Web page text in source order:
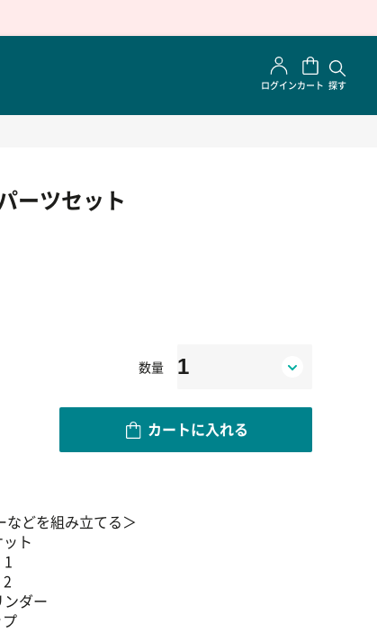
ログインカート 探す
ーツセット
数量
カートに入れる
などを組み立てる＞
ト
ンダー